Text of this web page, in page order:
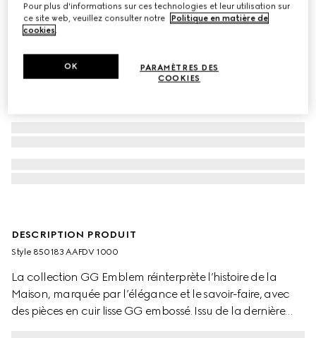
DESCRIPTION PRODUIT
Style ‎850183 AAFDV 1000
La collection GG Emblem réinterprète l’histoire de la
Maison, marquée par l’élégance et le savoir-faire, avec
des pièces en cuir lisse GG embossé. Issu de la dernière
Pour plus d'informations sur ces technologies et leur utilisation sur
ce site web, veuillez consulter notre
Politique en matière de
cookies.
PARAMÈTRES DES
COOKIES
OK